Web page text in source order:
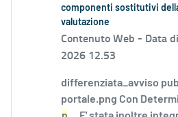
componenti sostitutivi
valutazione
Contenuto Web - Data
2026 12.53
differenziata_avviso
portale.png Con